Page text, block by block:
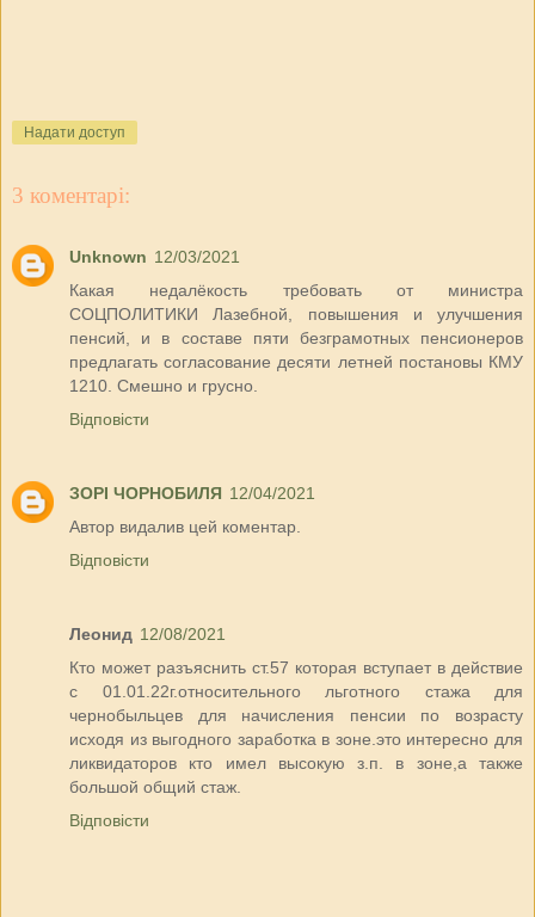
Надати доступ
3 коментарі:
Unknown 12/03/2021
Какая недалёкость требовать от министра
СОЦПОЛИТИКИ Лазебной, повышения и улучшения
пенсий, и в составе пяти безграмотных пенсионеров
предлагать согласование десяти летней постановы КМУ
1210. Смешно и грусно.
Відповісти
ЗОРІ ЧОРНОБИЛЯ 12/04/2021
Автор видалив цей коментар.
Відповісти
Леонид 12/08/2021
Кто может разъяснить ст.57 которая вступает в действие
с 01.01.22г.относительного льготного стажа для
чернобыльцев для начисления пенсии по возрасту
исходя из выгодного заработка в зоне.это интересно для
ликвидаторов кто имел высокую з.п. в зоне,а также
большой общий стаж.
Відповісти